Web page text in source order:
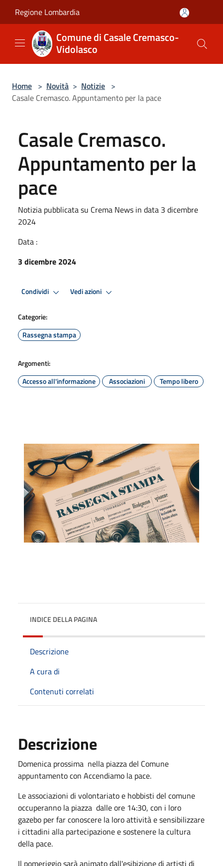
Regione Lombardia
Comune di Casale Cremasco-
Vidolasco
Home > Novità > Notizie >
Casale Cremasco. Appuntamento per la pace
Casale Cremasco.
Appuntamento per la
pace
Notizia pubblicata su Crema News in data 3 dicembre
2024
Data :
3 dicembre 2024
Condividi Vedi azioni
Categorie:
Rassegna stampa
Argomenti:
Accesso all'informazione
Associazioni Tempo libero
INDICE DELLA PAGINA
Descrizione
A cura di
Contenuti correlati
Descrizione
Domenica prossima nella piazza del Comune
appuntamento con Accendiamo la pace.
Le associazioni di volontariato e hobbisti del comune
occuperanno la piazza dalle ore 14:30, con i loro
gazebo per far conoscere la loro attività e sensibilizzare
i cittadini alla partecipazione e sostenere la cultura
della pace.
Il pomeriggio sarà animato dall'esibizione di artisti di